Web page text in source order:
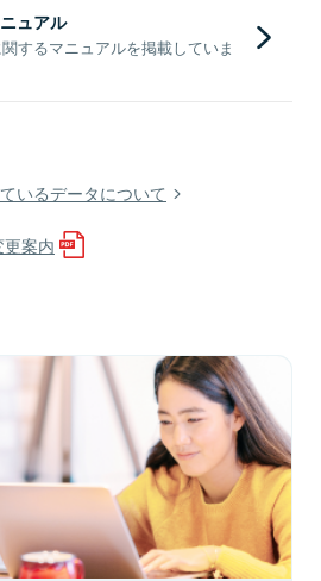
ュアル
するマニュアルを掲載していま
いるデータについて
案内